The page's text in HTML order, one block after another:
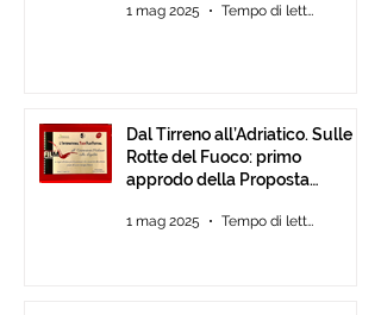
1 mag 2025 Tempo di lettura: 1 min
Dal Tirreno all’Adriatico. Sulle
Rotte del Fuoco: primo
approdo della Proposta
1 mag 2025 Tempo di lettura: 3 min